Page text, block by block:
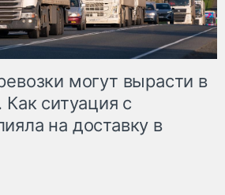
могут вырасти в
Как ситуация с
на доставку в